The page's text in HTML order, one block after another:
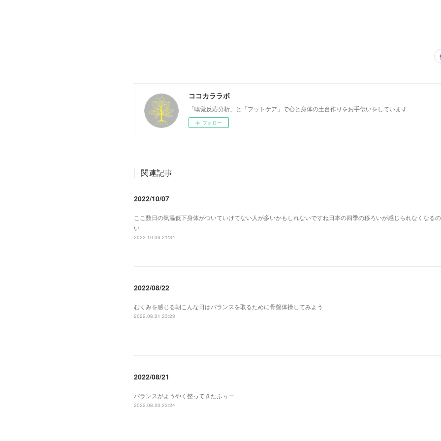
ココカララボ
「嗅覚反応分析」と「フットケア」で心と身体の土台作りをお手伝いをしています
フォロー
関連記事
2022/10/07
ここ数日の気温低下身体がついていけてない人が多いかもしれないですね日本の四季の移ろいが感じられなくなる
い
2022.10.06 21:34
2022/08/22
むくみを感じる朝こんな日はバランスを取るために骨盤体操してみよう
2022.08.21 23:23
2022/08/21
バランスがようやく整ってきたふぅー
2022.08.20 23:24